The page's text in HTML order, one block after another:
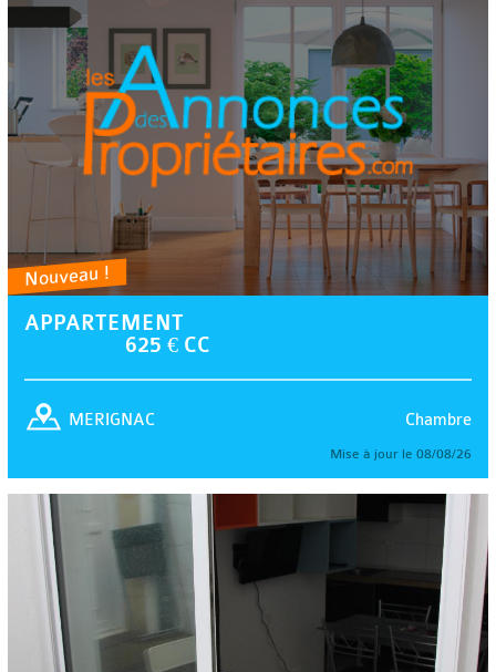
Nouveau !
APPARTEMENT
625 € CC
Chambre
MERIGNAC
Mise à jour le 08/08/26